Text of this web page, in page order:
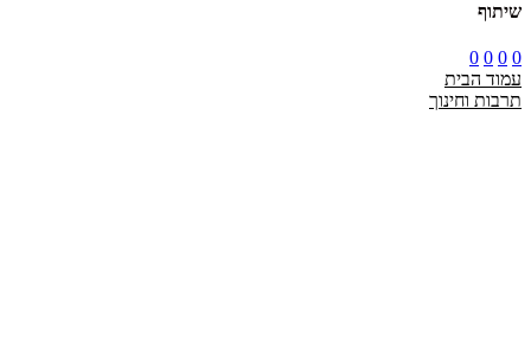
שיתוף
0
0
0
0
עמוד הבית
תרבות וחינוך